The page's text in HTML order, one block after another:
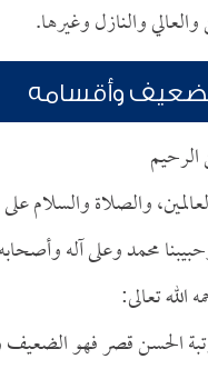
والعالي والنازل وغيرها.
وأقسامه
الرحيم
والصلاة والسلام
محمد وعلى آله
الله تعالى:
الحسن قصر فهو الضعيف